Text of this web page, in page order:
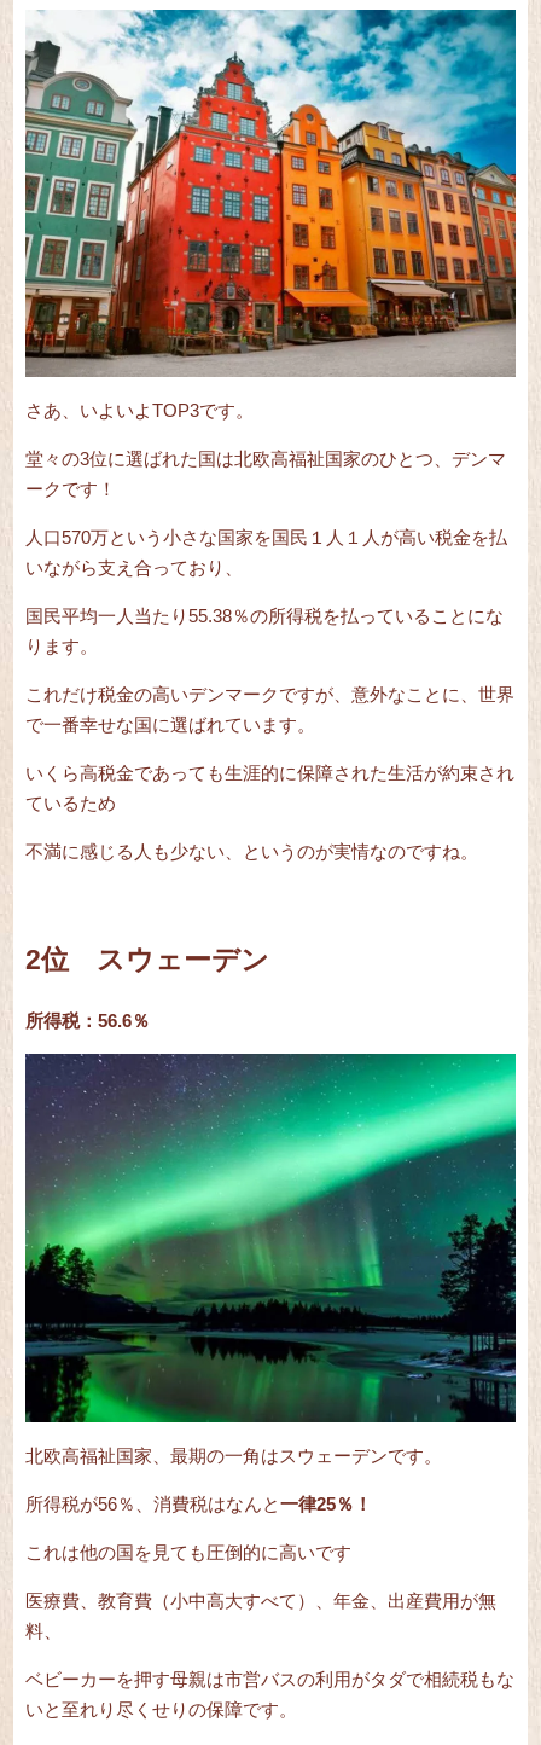
さあ、いよいよTOP3です。
堂々の3位に選ばれた国は北欧高福祉国家のひとつ、デンマ
ークです！
人口570万という小さな国家を国民１人１人が高い税金を払
いながら支え合っており、
国民平均一人当たり55.38％の所得税を払っていることにな
ります。
これだけ税金の高いデンマークですが、意外なことに、世界
で一番幸せな国に選ばれています。
いくら高税金であっても生涯的に保障された生活が約束され
ているため
不満に感じる人も少ない、というのが実情なのですね。
2位 スウェーデン
所得税：56.6％
北欧高福祉国家、最期の一角はスウェーデンです。
所得税が56％、消費税はなんと一律25％！
これは他の国を見ても圧倒的に高いです
医療費、教育費（小中高大すべて）、年金、出産費用が無
料、
ベビーカーを押す母親は市営バスの利用がタダで相続税もな
いと至れり尽くせりの保障です。